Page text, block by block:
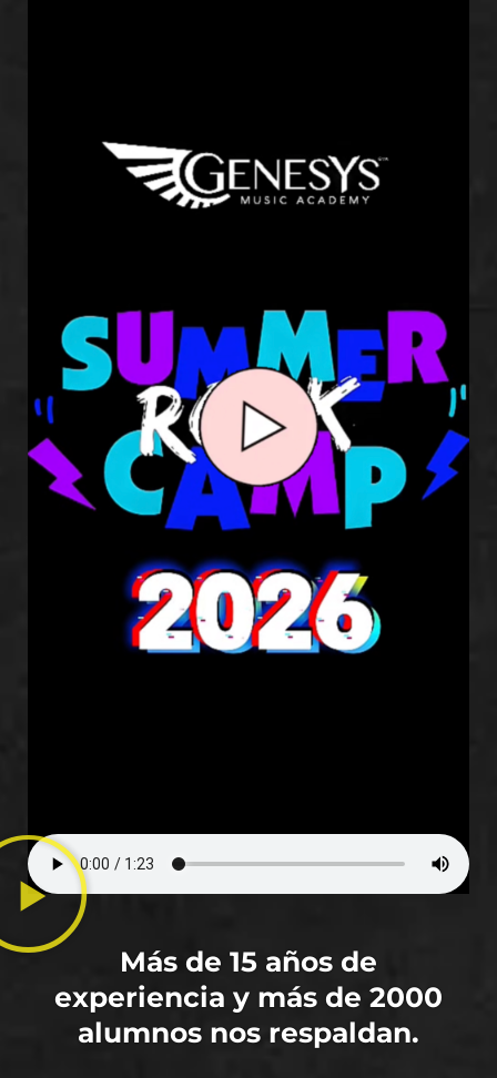
Más de 15 años de
experiencia y más de 2000
alumnos nos respaldan.